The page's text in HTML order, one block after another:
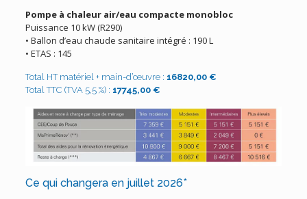
Pompe à chaleur air/eau compacte monobloc
Puissance 10 kW (R290)
• Ballon d’eau chaude sanitaire intégré : 190 L
• ETAS : 145
Total HT matériel + main-d’œuvre : 16820,00 €
Total TTC (TVA 5,5 %) : 17745,00 €
Ce qui changera en juillet 2026*